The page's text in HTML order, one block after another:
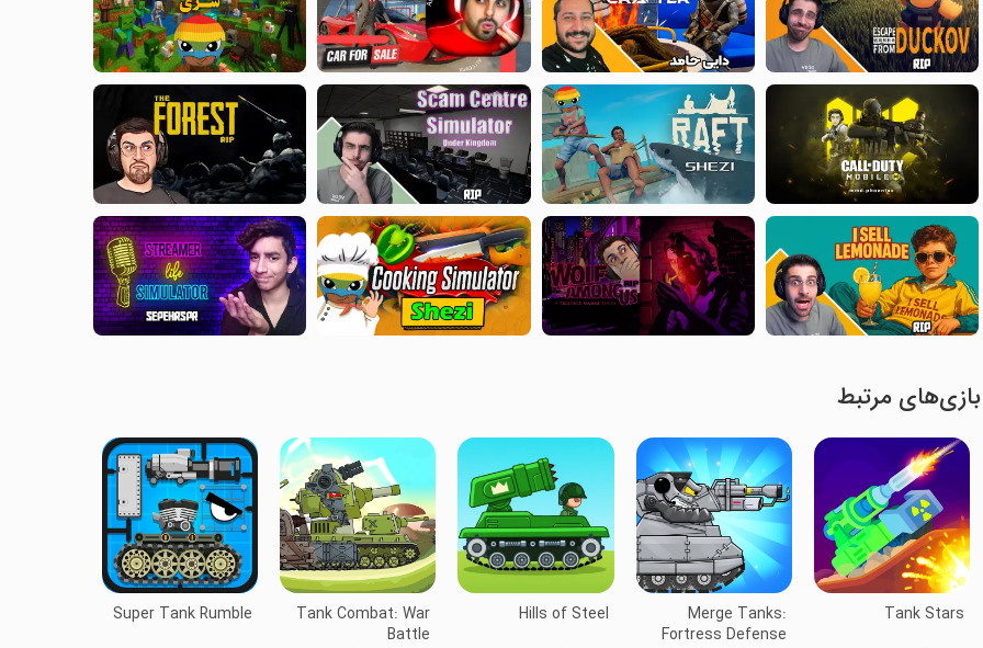
بازی‌های مرتبط
Tank Stars
Merge Tanks:
Fortress Defense
Hills of Steel
Tank Combat: War
Battle
Super Tank Rumble